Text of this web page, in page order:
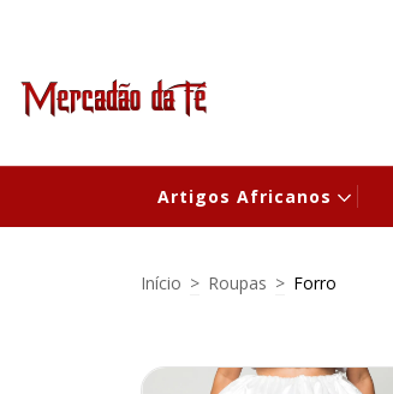
Artigos Africanos
Início > Roupas > Forro